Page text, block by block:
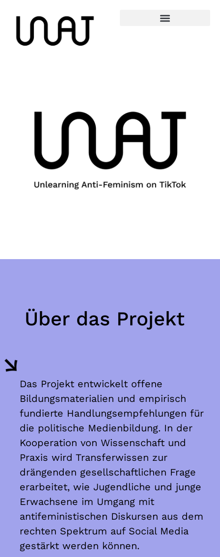
Über das Projekt
Das Projekt entwickelt offene
Bildungsmaterialien und empirisch
fundierte Handlungsempfehlungen für
die politische Medienbildung. In der
Kooperation von Wissenschaft und
Praxis wird Transferwissen zur
drängenden gesellschaftlichen Frage
erarbeitet, wie Jugendliche und junge
Erwachsene im Umgang mit
antifeministischen Diskursen aus dem
rechten Spektrum auf Social Media
gestärkt werden können.